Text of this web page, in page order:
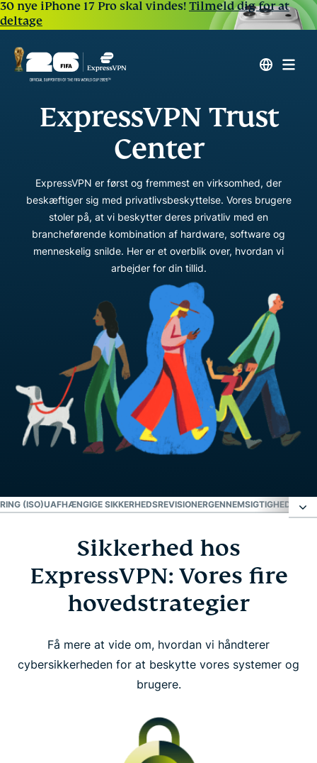
30 nye iPhone 17 Pro skal vindes!Tilmeld dig for at
deltage
ExpressVPN Trust
Center
ExpressVPN er først og fremmest en virksomhed, der
beskæftiger sig med privatlivsbeskyttelse. Vores brugere
stoler på, at vi beskytter deres privatliv med en
brancheførende kombination af hardware, software og
menneskelig snilde. Her er et overblik over, hvordan vi
arbejder for din tillid.
(ISO)UAFHÆNGIGE SIKKERHEDSREVISIONER
Sikkerhed hos ExpressVPN: Vores fire
Innovation
Operationel styring (ISO)
Uafhængige sikkerhedsrevisioner
Gennemsigtighedsrapport
Sikkerhed hos
ExpressVPN: Vores fire
hovedstrategier
Få mere at vide om, hvordan vi håndterer
cybersikkerheden for at beskytte vores systemer og
brugere.